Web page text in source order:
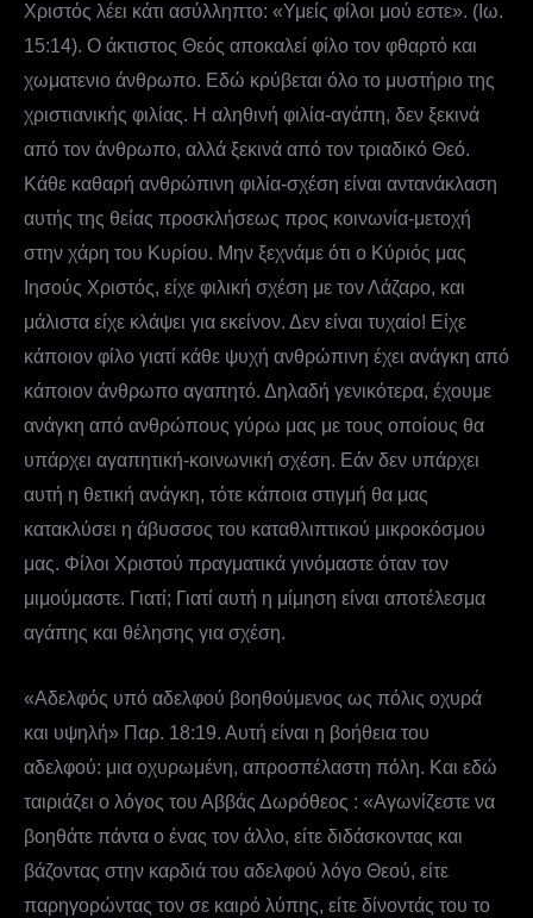
Χριστός λέει κάτι ασύλληπτο: «Υμείς φίλοι μού εστε». (Ιω.
15:14). Ο άκτιστος Θεός αποκαλεί φίλο τον φθαρτό και
χωματενιο άνθρωπο. Εδώ κρύβεται όλο το μυστήριο της
χριστιανικής φιλίας. Η αληθινή φιλία-αγάπη, δεν ξεκινά
από τον άνθρωπο, αλλά ξεκινά από τον τριαδικό Θεό.
Κάθε καθαρή ανθρώπινη φιλία-σχέση είναι αντανάκλαση
αυτής της θείας προσκλήσεως προς κοινωνία-μετοχή
στην χάρη του Κυρίου. Μην ξεχνάμε ότι ο Κύριός μας
Ιησούς Χριστός, είχε φιλική σχέση με τον Λάζαρο, και
μάλιστα είχε κλάψει για εκείνον. Δεν είναι τυχαίο! Είχε
κάποιον φίλο γιατί κάθε ψυχή ανθρώπινη έχει ανάγκη από
κάποιον άνθρωπο αγαπητό. Δηλαδή γενικότερα, έχουμε
ανάγκη από ανθρώπους γύρω μας με τους οποίους θα
υπάρχει αγαπητική-κοινωνική σχέση. Εάν δεν υπάρχει
αυτή η θετική ανάγκη, τότε κάποια στιγμή θα μας
κατακλύσει η άβυσσος του καταθλιπτικού μικροκόσμου
μας. Φίλοι Χριστού πραγματικά γινόμαστε όταν τον
μιμούμαστε. Γιατί; Γιατί αυτή η μίμηση είναι αποτέλεσμα
αγάπης και θέλησης για σχέση.
«Αδελφός υπό αδελφού βοηθούμενος ως πόλις οχυρά
και υψηλή» Παρ. 18:19. Αυτή είναι η βοήθεια του
αδελφού: μια οχυρωμένη, απροσπέλαστη πόλη. Και εδώ
ταιριάζει ο λόγος του Αββάς Δωρόθεος : «Αγωνίζεστε να
βοηθάτε πάντα ο ένας τον άλλο, είτε διδάσκοντας και
βάζοντας στην καρδιά του αδελφού λόγο Θεού, είτε
παρηγορώντας τον σε καιρό λύπης, είτε δίνοντάς του το